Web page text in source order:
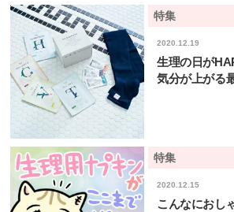
特集
2020.12.19
生理の日が
気分が上がる
特集
2020.12.15
こんなにおし